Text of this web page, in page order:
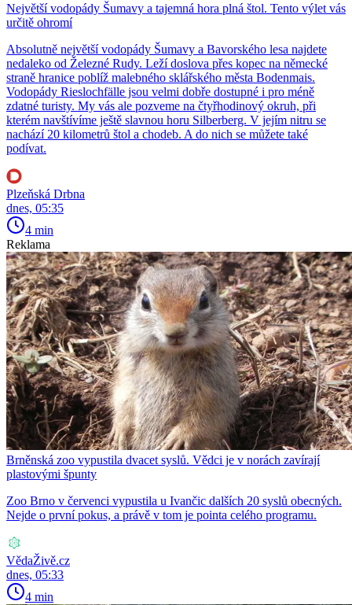
Největší vodopády Šumavy a tajemná hora plná štol. Tento výlet vás
určitě ohromí
Absolutně největší vodopády Šumavy a Bavorského lesa najdete
nedaleko od Železné Rudy. Leží doslova přes kopec na německé
straně hranice poblíž malebného sklářského města Bodenmais.
Vodopády Rieslochfälle jsou velmi dobře dostupné i pro méně
zdatné turisty. My vás ale pozveme na čtyřhodinový okruh, při
kterém navštívíme ještě slavnou horu Silberberg. V jejím nitru se
nachází 20 kilometrů štol a chodeb. A do nich se můžete také
podívat.
Plzeňská Drbna
dnes, 05:35
4 min
Reklama
Brněnská zoo vypustila dvacet syslů. Vědci je v norách zavírají
plastovými špunty
Zoo Brno v červenci vypustila u Ivančic dalších 20 syslů obecných.
Nejde o první pokus, a právě v tom je pointa celého programu.
VědaŽivě.cz
dnes, 05:33
4 min